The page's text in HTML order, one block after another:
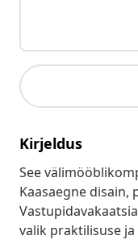
Kirjeldus
See
Kaasaegne
valik praktilisuse